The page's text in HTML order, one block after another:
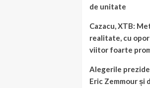
de unitate
Cazacu, XTB:
realitate, cu
viitor foarte
Alegerile
Eric Zemmour și